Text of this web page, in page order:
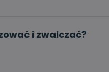
i zwalczać?